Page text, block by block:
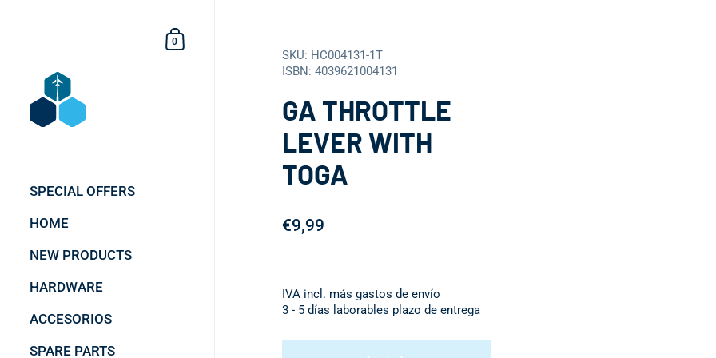
Cesta de la compra
0
SPECIAL OFFERS
HOME
NEW PRODUCTS
HARDWARE
ACCESORIOS
SPARE PARTS
SKU: HC004131-1T
ISBN: 4039621004131
GA THROTTLE
LEVER WITH
TOGA
€9,99
IVA incl. más gastos de envío
3 - 5 días laborables plazo de entrega